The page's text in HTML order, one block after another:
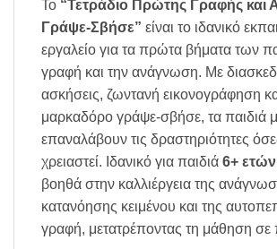
Το “Τετράδιο Πρώτης Γραφής και
Γράψε-Σβήσε” είναι το ιδανικό
εργαλείο για τα πρώτα βήματα των
γραφή και την ανάγνωση. Με
ασκήσεις, ζωντανή εικονογράφηση
μαρκαδόρο γράψε-σβήσε, τα παιδιά
επαναλάβουν τις δραστηριότητες
χρειαστεί. Ιδανικό για παιδιά 6+ ετών
βοηθά στην καλλιέργεια της
κατανόησης κειμένου και της
γραφή, μετατρέποντας τη μάθηση σε